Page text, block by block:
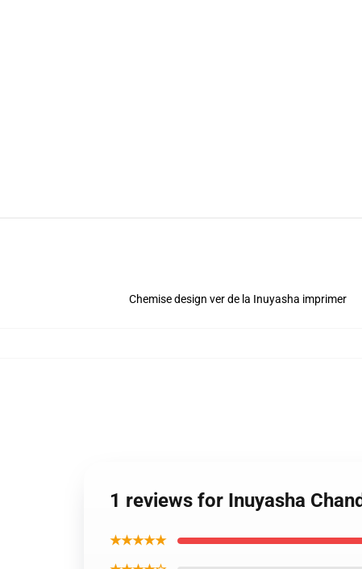
Chemise design ver de la Inuyasha imprimer
1 reviews for Inuyasha
★★★★★